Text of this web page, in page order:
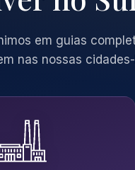
em guias
nas nossas